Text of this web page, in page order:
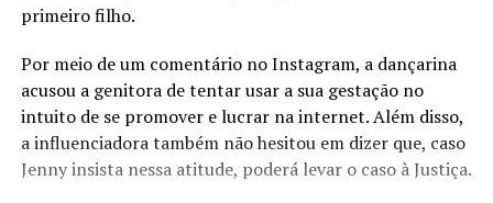
primeiro filho.
Por meio de um comentário no Instagram, a dançarina
acusou a genitora de tentar usar a sua gestação no
intuito de se promover e lucrar na internet. Além disso,
a influenciadora também não hesitou em dizer que, caso
Jenny insista nessa atitude, poderá levar o caso à Justiça.